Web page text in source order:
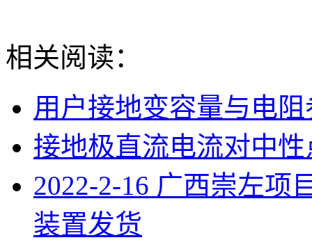
相关阅读：
用户接地变容量与电
接地极直流电流对中
2022-2-16 广西崇左项
装置发货